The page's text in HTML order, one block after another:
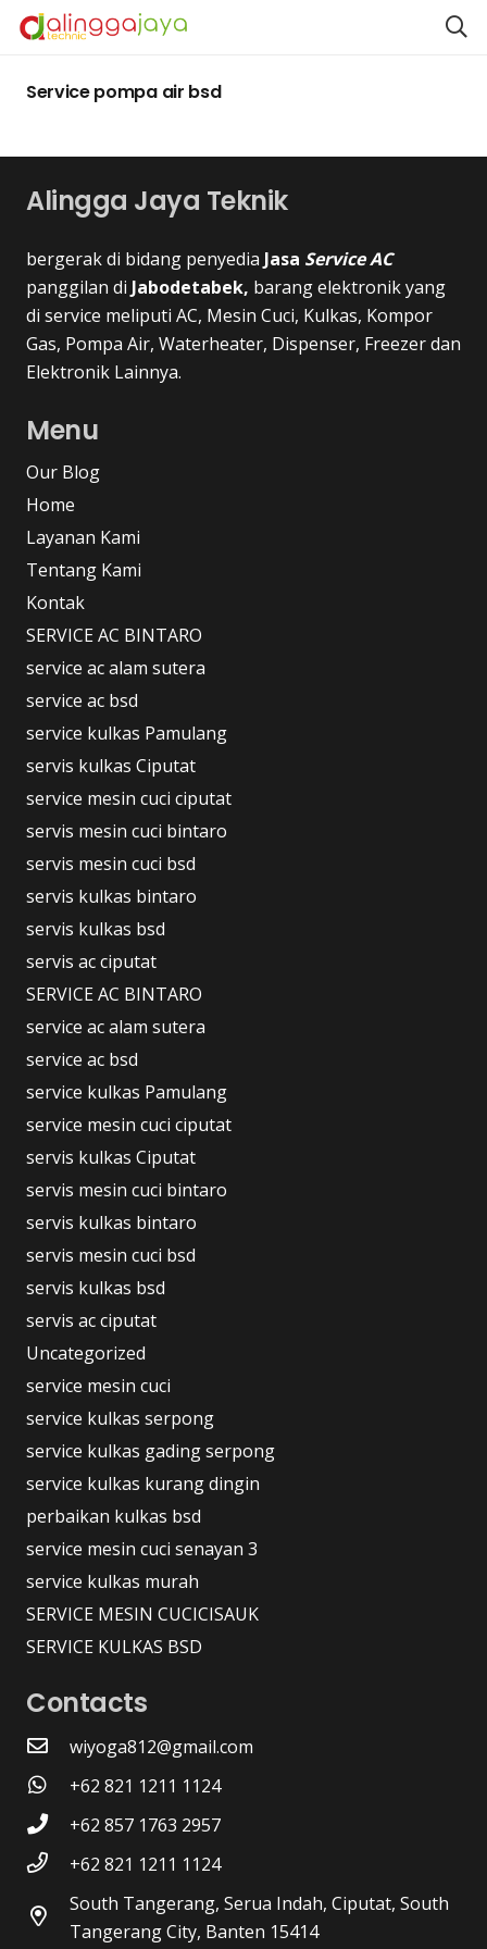
Service pompa air bsd
Alingga Jaya Teknik
bergerak di bidang penyedia Jasa Service AC
panggilan di Jabodetabek, barang elektronik yang
di service meliputi AC, Mesin Cuci, Kulkas, Kompor
Gas, Pompa Air, Waterheater, Dispenser, Freezer dan
Elektronik Lainnya.
Menu
Our Blog
Home
Layanan Kami
Tentang Kami
Kontak
SERVICE AC BINTARO
service ac alam sutera
service ac bsd
service kulkas Pamulang
servis kulkas Ciputat
service mesin cuci ciputat
servis mesin cuci bintaro
servis mesin cuci bsd
servis kulkas bintaro
servis kulkas bsd
servis ac ciputat
SERVICE AC BINTARO
service ac alam sutera
service ac bsd
service kulkas Pamulang
service mesin cuci ciputat
servis kulkas Ciputat
servis mesin cuci bintaro
servis kulkas bintaro
servis mesin cuci bsd
servis kulkas bsd
servis ac ciputat
Uncategorized
service mesin cuci
service kulkas serpong
service kulkas gading serpong
service kulkas kurang dingin
perbaikan kulkas bsd
service mesin cuci senayan 3
service kulkas murah
SERVICE MESIN CUCICISAUK
SERVICE KULKAS BSD
Contacts
wiyoga812@gmail.com
+62 821 1211 1124
+62 857 1763 2957
+62 821 1211 1124
South Tangerang, Serua Indah, Ciputat, South
Tangerang City, Banten 15414